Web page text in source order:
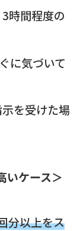
時間程度の
に気づいて
を受けた場
いケース＞
分以上をス